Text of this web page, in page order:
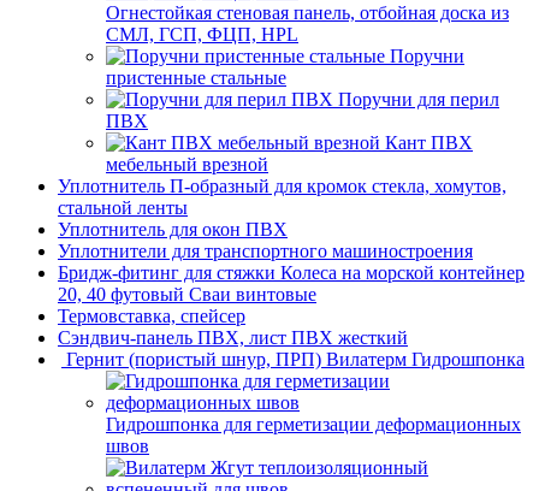
Огнестойкая стеновая панель, отбойная доска из
СМЛ, ГСП, ФЦП, HPL
Поручни
пристенные стальные
Поручни для перил
ПВХ
Кант ПВХ
мебельный врезной
Уплотнитель П-образный для кромок стекла, хомутов,
стальной ленты
Уплотнитель для окон ПВХ
Уплотнители для транспортного машиностроения
Бридж-фитинг для стяжки Колеса на морской контейнер
20, 40 футовый Сваи винтовые
Термовставка, спейсер
Сэндвич-панель ПВХ, лист ПВХ жесткий
Гернит (пористый шнур, ПРП) Вилатерм Гидрошпонка
Гидрошпонка для герметизации деформационных
швов